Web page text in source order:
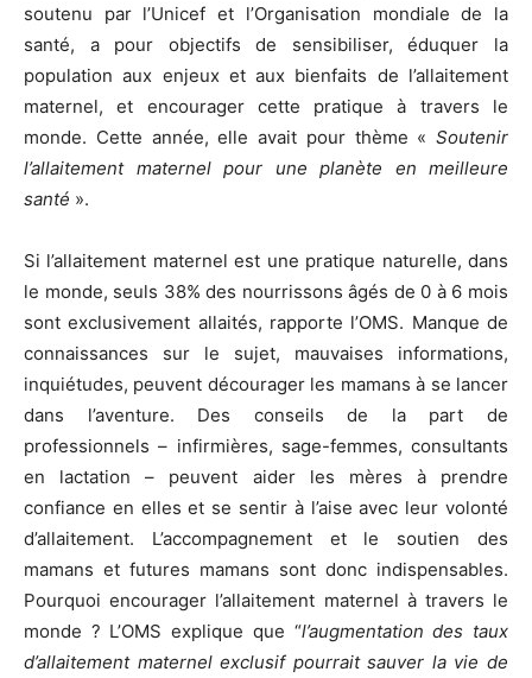
soutenu par l’Unicef et l’Organisation mondiale de la
santé, a pour objectifs de sensibiliser, éduquer la
population aux enjeux et aux bienfaits de l’allaitement
maternel, et encourager cette pratique à travers le
monde. Cette année, elle avait pour thème « Soutenir
l’allaitement maternel pour une planète en meilleure
santé ».
Si l’allaitement maternel est une pratique naturelle, dans
le monde, seuls 38% des nourrissons âgés de 0 à 6 mois
sont exclusivement allaités, rapporte l’OMS. Manque de
connaissances sur le sujet, mauvaises informations,
inquiétudes, peuvent décourager les mamans à se lancer
dans l’aventure. Des conseils de la part de
professionnels – infirmières, sage-femmes, consultants
en lactation – peuvent aider les mères à prendre
confiance en elles et se sentir à l’aise avec leur volonté
d’allaitement. L’accompagnement et le soutien des
mamans et futures mamans sont donc indispensables.
Pourquoi encourager l’allaitement maternel à travers le
monde ? L’OMS explique que “l’augmentation des taux
d’allaitement maternel exclusif pourrait sauver la vie de